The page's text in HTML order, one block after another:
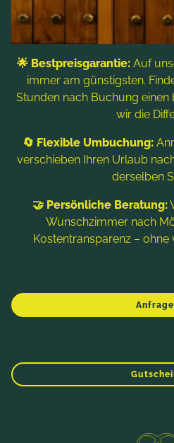
Zubuchbares
spezielle Zeit zu Zweit
Erleben Sie als werdende
entspannte Auszeit im
Bad Kleinkirchheim.
Tage in Ihrem Babymoon
Sie uns gleich Ihre
EINE WUNDERVOLLE
IHREN BABYBAUCH
🌟 Bestpreisgarantie:Auf
immer am günstigsten.
Stunden nach Buchung einen
wir die
🔄 Flexible Umbuchung:
verschieben Ihren Urlaub
derselben
🤝 Persönliche Beratung:
Wunschzimmer nach
Kostentransparenz – ohne